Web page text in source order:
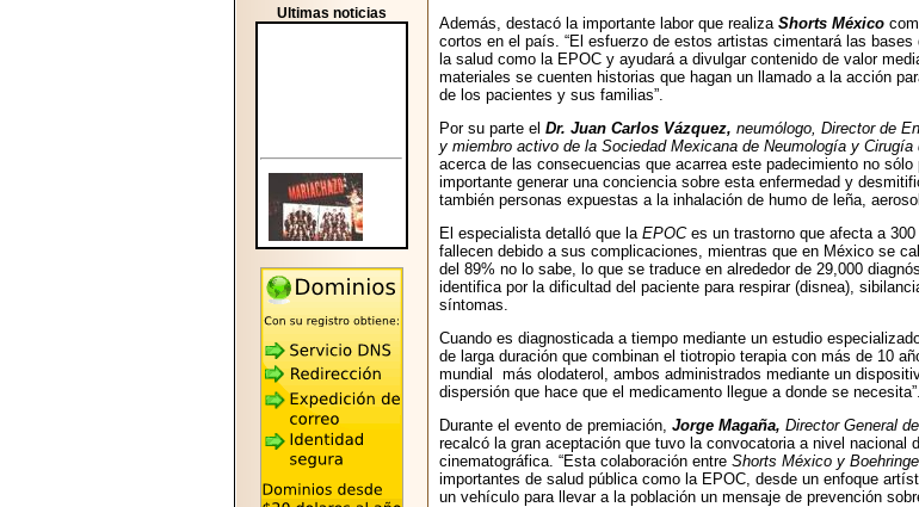
Ultimas noticias
2026-05-25
"MARIACHAZO"
REÚNE A LAS
LEYENDAS
MARIACHI VARGAS
Y NUEVO
TECALITLÁN EN LA
ARENA CDMX.
Además, destacó la importante labor que realiza Shorts México
cortos en el país. “El esfuerzo de estos artistas cimentará las
la salud como la EPOC y ayudará a divulgar contenido de valor
materiales se cuenten historias que hagan un llamado a la acción
de los pacientes y sus familias”.
Por su parte el Dr. Juan Carlos Vázquez, neumólogo, Director de
y miembro activo de la Sociedad Mexicana de Neumología y Cirugía
acerca de las consecuencias que acarrea este padecimiento no
importante generar una conciencia sobre esta enfermedad y
también personas expuestas a la inhalación de humo de leña,
El especialista detalló que la EPOCes un trastorno que afecta a
fallecen debido a sus complicaciones, mientras que en México se
del 89% no lo sabe, lo que se traduce en alrededor de 29,000
identifica por la dificultad del paciente para respirar (disnea),
síntomas.
Cuando es diagnosticada a tiempo mediante un estudio
de larga duración que combinan el tiotropio terapia con más de 10
mundial más olodaterol, ambos administrados mediante un
dispersión que hace que el medicamento llegue a donde se necesita”.
Durante el evento de premiación, Jorge Magaña, Director General
recalcó la gran aceptación que tuvo la convocatoria a nivel nacional
cinematográfica. “Esta colaboración entre Shorts México y
importantes de salud pública como la EPOC, desde un enfoque
un vehículo para llevar a la población un mensaje de prevención